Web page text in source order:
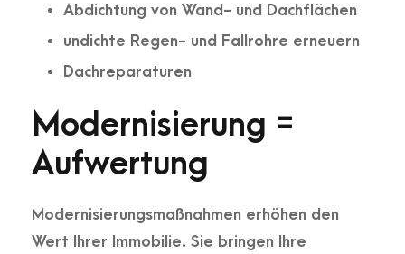
Abdichtung von Wand- und Dachflächen
undichte Regen- und Fallrohre erneuern
Dachreparaturen
Modernisierung =
Aufwertung
Modernisierungsmaßnahmen erhöhen den
Wert Ihrer Immobilie. Sie bringen Ihre